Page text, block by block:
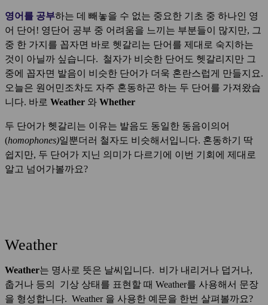
영어를 공부하는 데 빼놓을 수 없는 중요한 기초 중 하나인 영
어 단어! 영단어 공부 중 어려움을 느끼는 부분들이 많지만, 그
중 한 가지를 꼽자면 바로 헷갈리는 단어를 제대로 숙지하는
것이 아닐까 싶습니다. 철자가 비슷한 단어도 헷갈리지만 그
중에 꼽자면 발음이 비슷한 단어가 더욱 혼란스럽게 만들지요.
오늘은 원어민조차도 자주 혼동하곤 하는 두 단어를 가져왔습
니다. 바로 Weather 와 Whether
두 단어가 헷갈리는 이유는 발음도 동일한 동음이의어
(homophones)일뿐더러 철자도 비슷해서입니다. 혼동하기 딱
쉽지만, 두 단어가 지닌 의미가 다르기에 이번 기회에 제대로
알고 넘어가볼까요?
Weather
Weather는 명사로 뜻은 날씨입니다. 비가 내리거나 덥거나,
춥거나 등의 기상 상태를 표현할 때 Weather를 사용해서 문장
을 형성합니다. Weather 을 사용한 예문을 한번 살펴볼까요?